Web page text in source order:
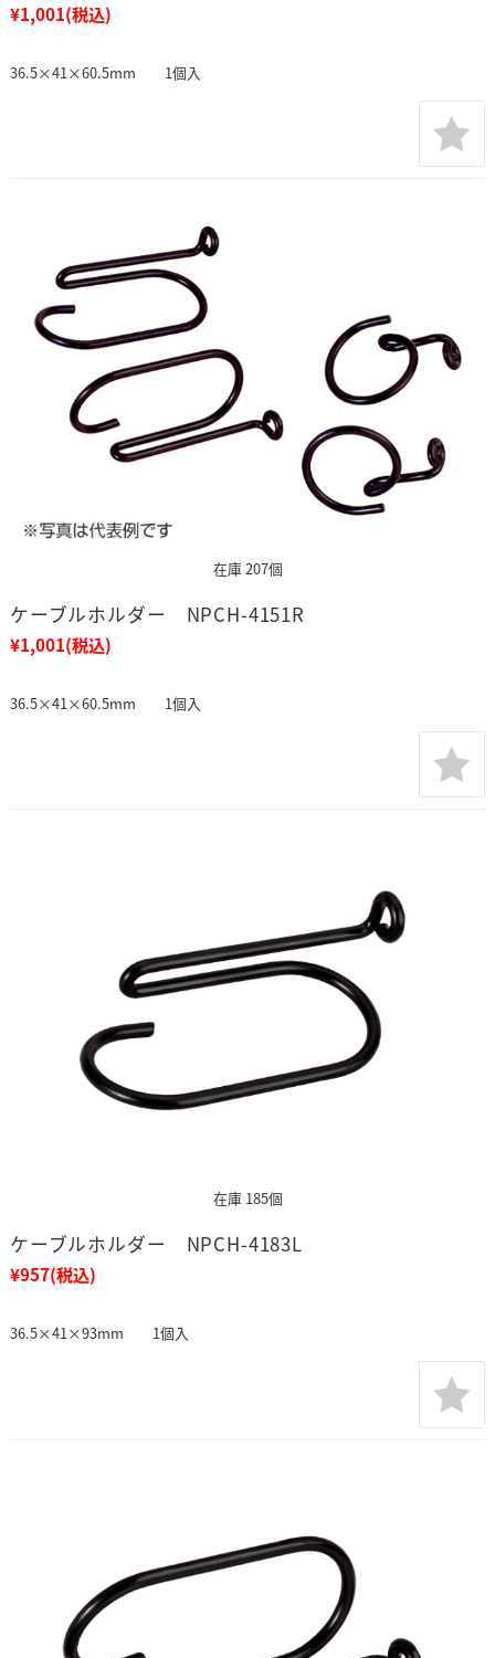
¥1,001(税込)
36.5×41×60.5mm 1個入
在庫 207個
ケーブルホルダー NPCH-4151R
¥1,001(税込)
36.5×41×60.5mm 1個入
在庫 185個
ケーブルホルダー NPCH-4183L
¥957(税込)
36.5×41×93mm 1個入